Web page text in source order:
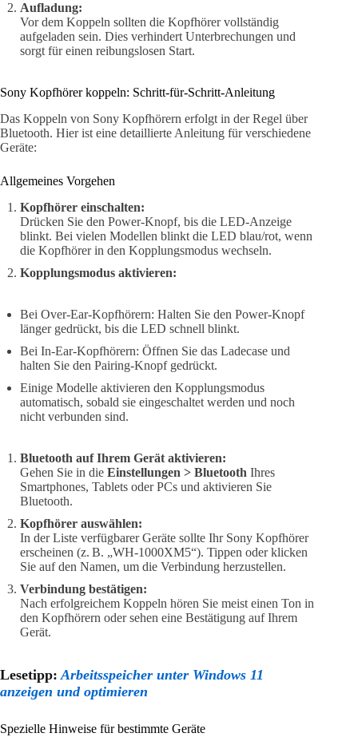
Aufladung:
Vor dem Koppeln sollten die Kopfhörer vollständig
aufgeladen sein. Dies verhindert Unterbrechungen und
sorgt für einen reibungslosen Start.
Sony Kopfhörer koppeln: Schritt-für-Schritt-Anleitung
Das Koppeln von Sony Kopfhörern erfolgt in der Regel über
Bluetooth. Hier ist eine detaillierte Anleitung für verschiedene
Geräte:
Allgemeines Vorgehen
Kopfhörer einschalten:
Drücken Sie den Power-Knopf, bis die LED-Anzeige
blinkt. Bei vielen Modellen blinkt die LED blau/rot, wenn
die Kopfhörer in den Kopplungsmodus wechseln.
Kopplungsmodus aktivieren:
Bei Over-Ear-Kopfhörern: Halten Sie den Power-Knopf
länger gedrückt, bis die LED schnell blinkt.
Bei In-Ear-Kopfhörern: Öffnen Sie das Ladecase und
halten Sie den Pairing-Knopf gedrückt.
Einige Modelle aktivieren den Kopplungsmodus
automatisch, sobald sie eingeschaltet werden und noch
nicht verbunden sind.
Bluetooth auf Ihrem Gerät aktivieren:
Gehen Sie in die Einstellungen > Bluetooth Ihres
Smartphones, Tablets oder PCs und aktivieren Sie
Bluetooth.
Kopfhörer auswählen:
In der Liste verfügbarer Geräte sollte Ihr Sony Kopfhörer
erscheinen (z. B. „WH-1000XM5“). Tippen oder klicken
Sie auf den Namen, um die Verbindung herzustellen.
Verbindung bestätigen:
Nach erfolgreichem Koppeln hören Sie meist einen Ton in
den Kopfhörern oder sehen eine Bestätigung auf Ihrem
Gerät.
Lesetipp: Arbeitsspeicher unter Windows 11
anzeigen und optimieren
Spezielle Hinweise für bestimmte Geräte